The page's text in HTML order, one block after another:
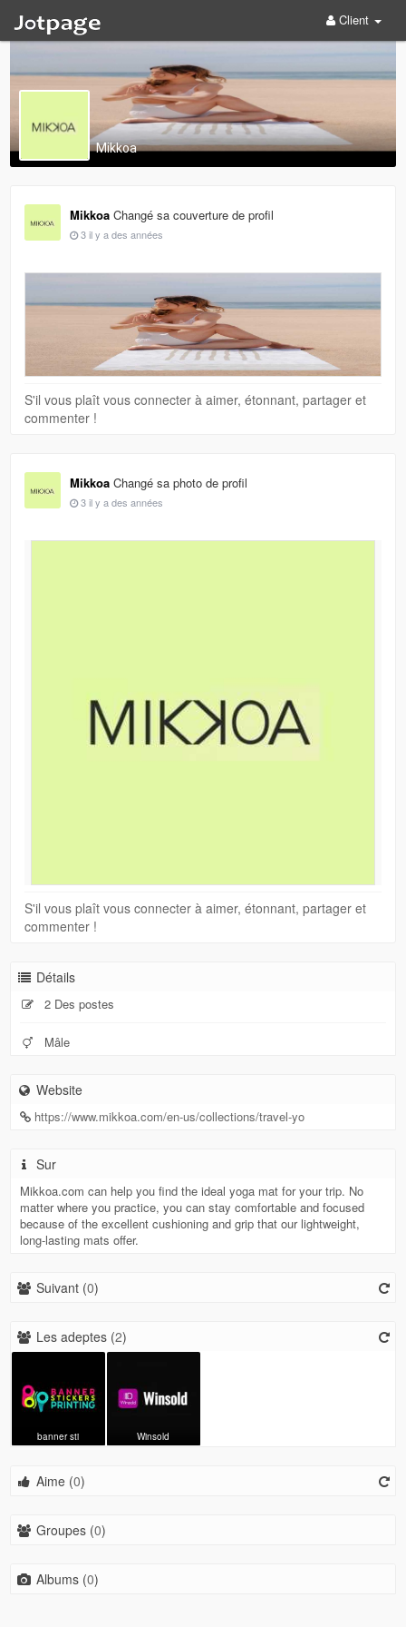
Client
Mikkoa
Mikkoa Changé sa couverture de profil
3 il y a des années
S'il vous plaît vous connecter à aimer, étonnant, partager et
commenter !
Mikkoa Changé sa photo de profil
3 il y a des années
S'il vous plaît vous connecter à aimer, étonnant, partager et
commenter !
Détails
2 Des postes
Mâle
Website
https://www.mikkoa.com/en-us/collections/travel-yo
Sur
Mikkoa.com can help you find the ideal yoga mat for your trip. No
matter where you practice, you can stay comfortable and focused
because of the excellent cushioning and grip that our lightweight,
long-lasting mats offer.
Suivant (0)
Les adeptes (2)
banner sti Winsold
Aime (0)
Groupes (0)
Albums (0)